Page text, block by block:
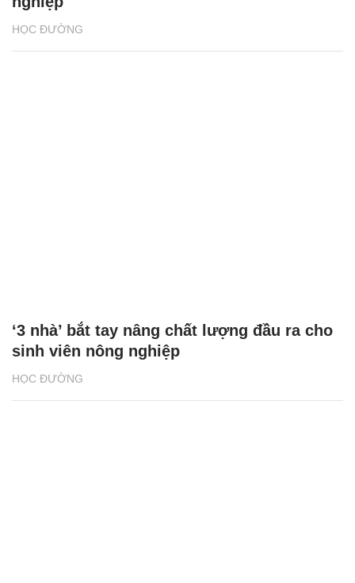
HỌC ĐƯỜNG
HỌC ĐƯỜNG
‘3 nhà’ bắt tay nâng chất lượng đầu ra cho
sinh viên nông nghiệp